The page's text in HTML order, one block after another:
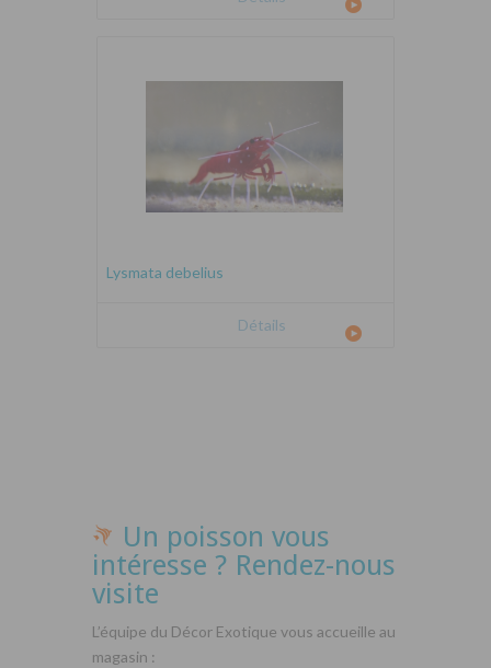
Lysmata debelius
Détails
Un poisson vous
intéresse ? Rendez-nous
visite
L’équipe du Décor Exotique vous accueille au
magasin :